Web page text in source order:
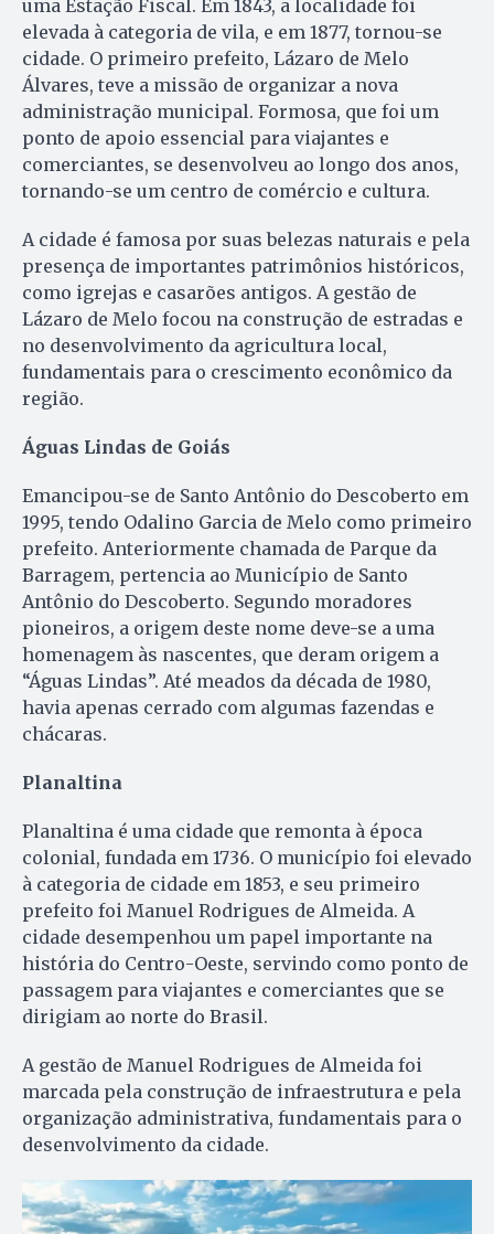
uma Estação Fiscal. Em 1843, a localidade foi
elevada à categoria de vila, e em 1877, tornou-se
cidade. O primeiro prefeito, Lázaro de Melo
Álvares, teve a missão de organizar a nova
administração municipal. Formosa, que foi um
ponto de apoio essencial para viajantes e
comerciantes, se desenvolveu ao longo dos anos,
tornando-se um centro de comércio e cultura.
A cidade é famosa por suas belezas naturais e pela
presença de importantes patrimônios históricos,
como igrejas e casarões antigos. A gestão de
Lázaro de Melo focou na construção de estradas e
no desenvolvimento da agricultura local,
fundamentais para o crescimento econômico da
região.
Águas Lindas de Goiás
Emancipou-se de Santo Antônio do Descoberto em
1995, tendo Odalino Garcia de Melo como primeiro
prefeito. Anteriormente chamada de Parque da
Barragem, pertencia ao Município de Santo
Antônio do Descoberto. Segundo moradores
pioneiros, a origem deste nome deve-se a uma
homenagem às nascentes, que deram origem a
“Águas Lindas”. Até meados da década de 1980,
havia apenas cerrado com algumas fazendas e
chácaras.
Planaltina
Planaltina é uma cidade que remonta à época
colonial, fundada em 1736. O município foi elevado
à categoria de cidade em 1853, e seu primeiro
prefeito foi Manuel Rodrigues de Almeida. A
cidade desempenhou um papel importante na
história do Centro-Oeste, servindo como ponto de
passagem para viajantes e comerciantes que se
dirigiam ao norte do Brasil.
A gestão de Manuel Rodrigues de Almeida foi
marcada pela construção de infraestrutura e pela
organização administrativa, fundamentais para o
desenvolvimento da cidade.